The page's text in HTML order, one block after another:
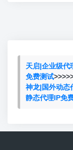
天启|企业级代
免费测试
神龙|国外动态
静态代理IP免